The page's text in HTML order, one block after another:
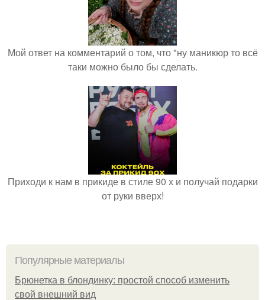
Мой ответ на комментарий о том, что "ну маникюр то всё
таки можно было бы сделать.
Приходи к нам в прикиде в стиле 90 х и получай подарки
от руки вверх!
Популярные материалы
Брюнетка в блондинку: простой способ изменить
свой внешний вид